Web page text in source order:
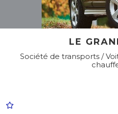
LE
Société de transports /